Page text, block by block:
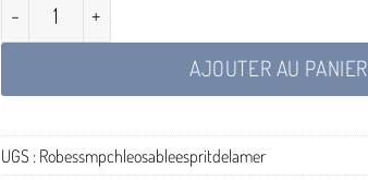
AJOUTER AU PANIER
UGS : Robessmpchleosableespritdelamer